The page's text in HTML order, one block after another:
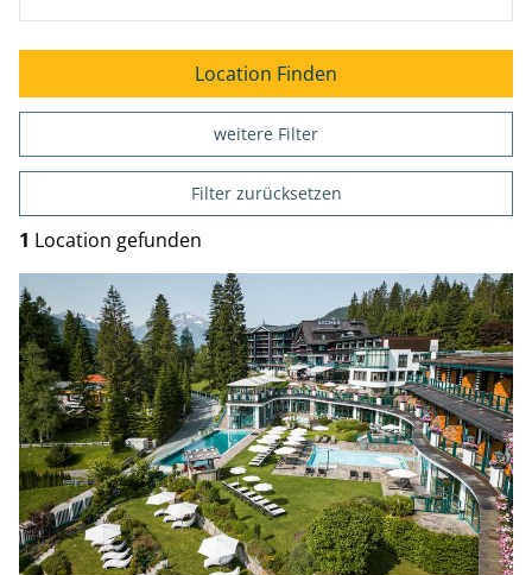
weitere Filter
Filter zurücksetzen
1 Location gefunden